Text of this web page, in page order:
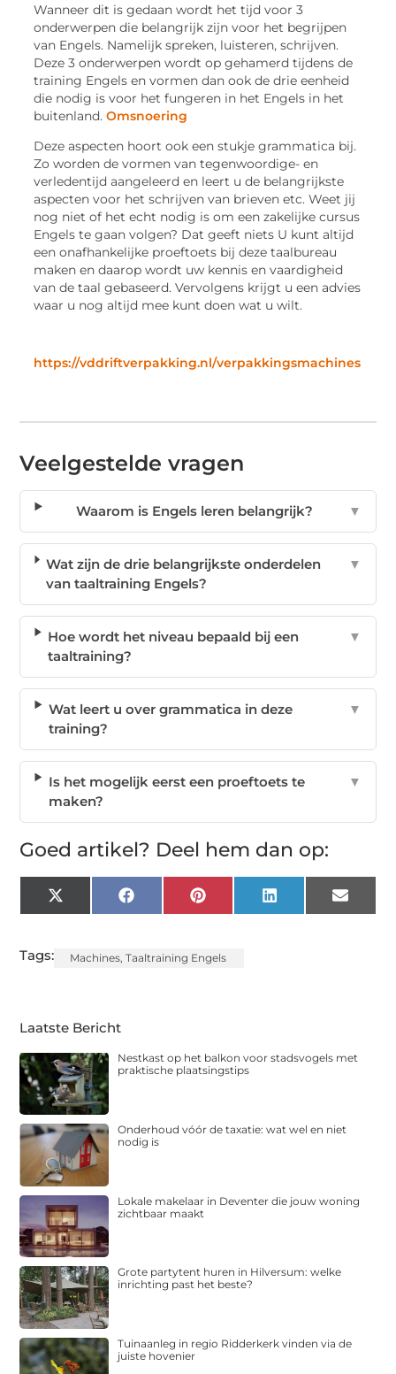
Wanneer dit is gedaan wordt het tijd voor 3
onderwerpen die belangrijk zijn voor het begrijpen
van Engels. Namelijk spreken, luisteren, schrijven.
Deze 3 onderwerpen wordt op gehamerd tijdens de
training Engels en vormen dan ook de drie eenheid
die nodig is voor het fungeren in het Engels in het
buitenland.Omsnoering
Deze aspecten hoort ook een stukje grammatica bij.
Zo worden de vormen van tegenwoordige- en
verledentijd aangeleerd en leert u de belangrijkste
aspecten voor het schrijven van brieven etc. Weet jij
nog niet of het echt nodig is om een zakelijke cursus
Engels te gaan volgen? Dat geeft niets U kunt altijd
een onafhankelijke proeftoets bij deze taalbureau
maken en daarop wordt uw kennis en vaardigheid
van de taal gebaseerd. Vervolgens krijgt u een advies
waar u nog altijd mee kunt doen wat u wilt.
https://vddriftverpakking.nl/verpakkingsmachines
Veelgestelde vragen
Waarom is Engels leren belangrijk? ▼
Wat zijn de drie belangrijkste onderdelen
van taaltraining Engels?
▼
Hoe wordt het niveau bepaald bij een
taaltraining?
▼
Wat leert u over grammatica in deze
training?
▼
Is het mogelijk eerst een proeftoets te
maken?
▼
Goed artikel? Deel hem dan op:
X
(Twitter)
FacebookPinterest LinkedIn Email
Tags: Machines,Taaltraining Engels
Laatste Bericht
Nestkast op het balkon voor stadsvogels met
praktische plaatsingstips
Onderhoud vóór de taxatie: wat wel en niet
nodig is
Lokale makelaar in Deventer die jouw woning
zichtbaar maakt
Grote partytent huren in Hilversum: welke
inrichting past het beste?
Tuinaanleg in regio Ridderkerk vinden via de
juiste hovenier